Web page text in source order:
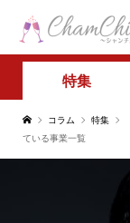
特集
コラム 特集
ている事業一覧